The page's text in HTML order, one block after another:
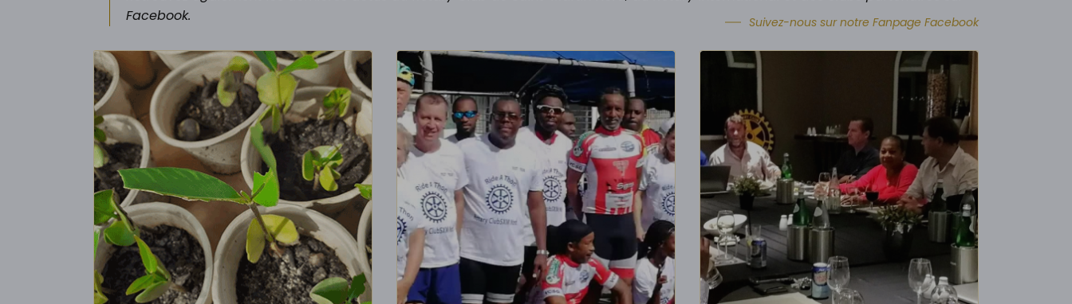
Facebook.
Suivez-nous sur notre Fanpage Facebook